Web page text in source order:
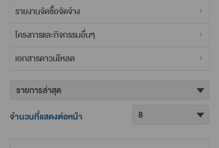
รายงานจัดซื้อจัดจ้าง
โครงการและกิจกรรมอื่นๆ
เอกสารดาวน์โหลด
จำนวนที่แสดงต่อหน้า